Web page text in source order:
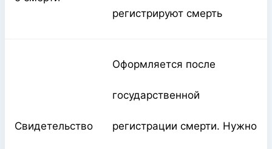
регистрируют смерть
Свидетельство
Оформляется после
государственной
регистрации смерти. Нужно